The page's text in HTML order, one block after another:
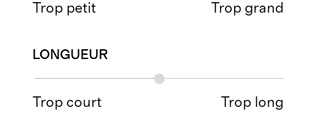
Trop petit Trop grand
LONGUEUR
Trop court Trop long